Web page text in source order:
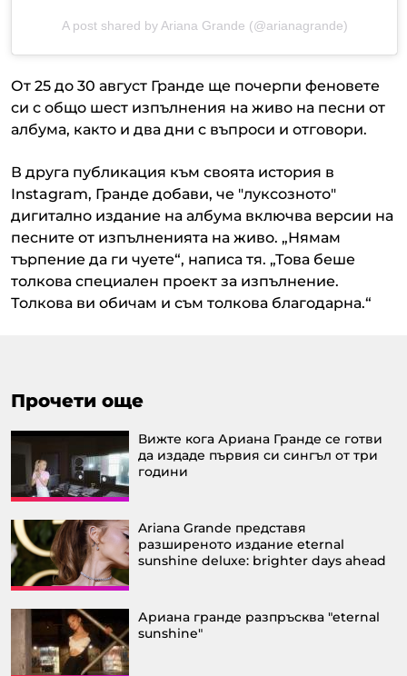
A post shared by Ariana Grande (@arianagrande)
От 25 до 30 август Гранде ще почерпи феновете
си с общо шест изпълнения на живо на песни от
албума, както и два дни с въпроси и отговори.
В друга публикация към своята история в
Instagram, Гранде добави, че "луксозното"
дигитално издание на албума включва версии на
песните от изпълненията на живо. „Нямам
търпение да ги чуете“, написа тя. „Това беше
толкова специален проект за изпълнение.
Толкова ви обичам и съм толкова благодарна.“
Прочети още
Вижте кога Ариана Гранде се готви
да издаде първия си сингъл от три
години
Ariana Grande представя
разширеното издание eternal
sunshine deluxe: brighter days ahead
Ариана гранде разпръсква "eternal
sunshine"